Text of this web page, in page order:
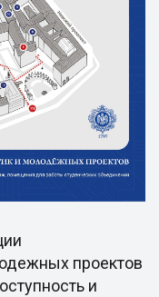
проектов
и